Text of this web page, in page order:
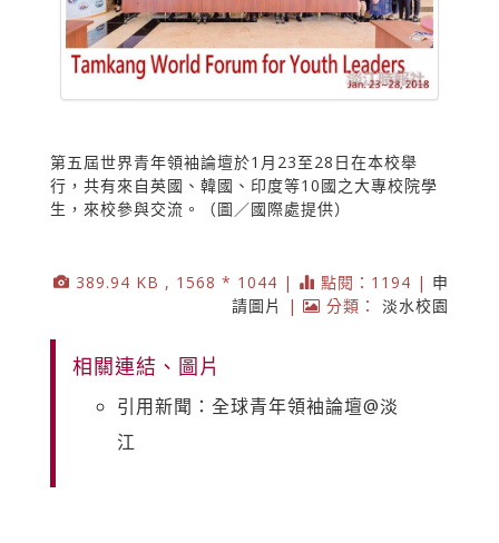
第五屆世界青年領袖論壇於1月23至28日在本校舉
行，共有來自英國、韓國、印度等10國之大專校院學
生，來校參與交流。（圖／國際處提供）
389.94 KB , 1568 * 1044 | 點閱：1194 | 申
請圖片
| 分類： 淡水校園
相關連結、圖片
引用新聞：全球青年領袖論壇@淡
江